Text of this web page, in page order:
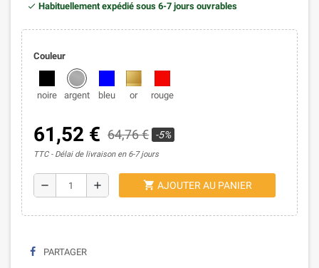
Habituellement expédié sous 6-7 jours ouvrables
Couleur
noire argent bleu or rouge
61,52 € 64,76 € -5%
TTC Délai de livraison en 6-7 jours
remove add shopping_cart AJOUTER AU PANIER
PARTAGER